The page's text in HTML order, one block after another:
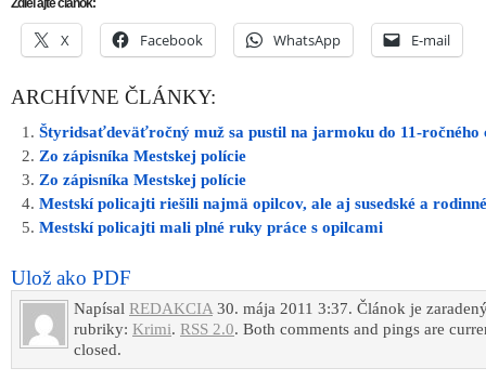
Zdieľajte článok:
X Facebook WhatsApp E-mail
ARCHÍVNE ČLÁNKY:
Štyridsaťdeväťročný muž sa pustil na jarmoku do 11-ročného
Zo zápisníka Mestskej polície
Zo zápisníka Mestskej polície
Mestskí policajti riešili najmä opilcov, ale aj susedské a
Mestskí policajti mali plné ruky práce s opilcami
Ulož ako PDF
Napísal REDAKCIA30. mája 2011 3:37. Článok je
rubriky: Krimi. RSS 2.0. Both comments and pings are
closed.